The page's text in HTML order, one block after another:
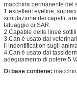
macchina permanente del
1.excellent eyeline,
simulazione dei capelli,
tatuaggio di SAR.
2.Capable delle linee
3.Can è usato dai
il indentification sugli
4.Can è usato dai
adeguamento di potere
Di base contiene: